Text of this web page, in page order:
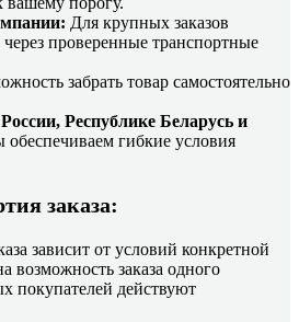
Для крупных заказов
через проверенные транспортные
забрать товар самостоятельно
Республике Беларусь и
гибкие условия
заказа:
зависит от условий конкретной
возможность заказа одного
покупателей действуют